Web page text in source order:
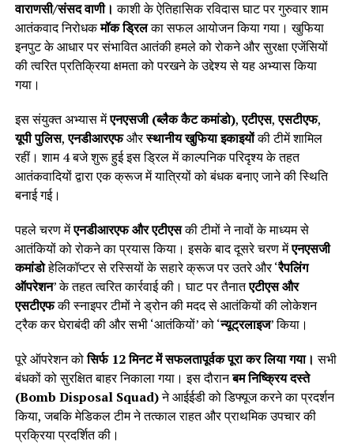
वाराणसी/संसद वाणी।काशी के ऐतिहासिक रविदास घाट पर गुरुवार शाम
आतंकवाद निरोधकमॉक ड्रिलका सफल आयोजन किया गया। खुफिया
इनपुट के आधार पर संभावित आतंकी हमले को रोकने और सुरक्षा एजेंसियों
की त्वरित प्रतिक्रिया क्षमता को परखने के उद्देश्य से यह अभ्यास किया
गया।
इस संयुक्त अभ्यास मेंएनएसजी (ब्लैक कैट कमांडो),एटीएस,एसटीएफ,
यूपी पुलिस,एनडीआरएफऔरस्थानीय खुफिया इकाइयोंकी टीमें शामिल
रहीं। शाम 4 बजे शुरू हुई इस ड्रिल में काल्पनिक परिदृश्य के तहत
आतंकवादियों द्वारा एक क्रूज में यात्रियों को बंधक बनाए जाने की स्थिति
बनाई गई।
पहले चरण मेंएनडीआरएफ और एटीएसकी टीमों ने नावों के माध्यम से
आतंकियों को रोकने का प्रयास किया। इसके बाद दूसरे चरण मेंएनएसजी
कमांडोहेलिकॉप्टर से रस्सियों के सहारे क्रूज पर उतरे और ‘रैपलिंग
ऑपरेशन’ के तहत त्वरित कार्रवाई की। घाट पर तैनातएटीएस और
एसटीएफकी स्नाइपर टीमों ने ड्रोन की मदद से आतंकियों की लोकेशन
ट्रैक कर घेराबंदी की और सभी ‘आतंकियों’ को ‘न्यूट्रलाइज’ किया।
पूरे ऑपरेशन कोसिर्फ 12 मिनट में सफलतापूर्वक पूरा कर लिया गया। सभी
बंधकों को सुरक्षित बाहर निकाला गया। इस दौरानबम निष्क्रिय दस्ते
(Bomb Disposal Squad)ने आईईडी को डिफ्यूज करने का प्रदर्शन
किया, जबकि मेडिकल टीम ने तत्काल राहत और प्राथमिक उपचार की
प्रक्रिया प्रदर्शित की।